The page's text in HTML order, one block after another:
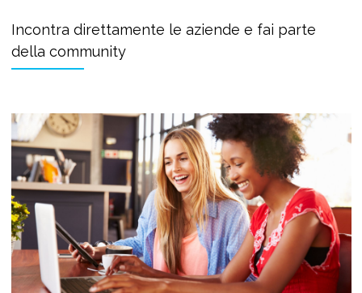
Incontra direttamente le aziende e fai parte
della community